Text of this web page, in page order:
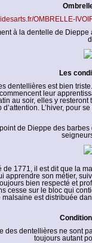
OMBRELLE-
à la dentelle de
Les
dentellières est bien
leur
au soir, elles y
L’hiver, pour
de Dieppe des
de 1771, il est dit que la
apprendre son métier,
bien respecté et
cesse sur le bloc qui
malsaine est distribuée
des dentellières ne sont
toujours autant